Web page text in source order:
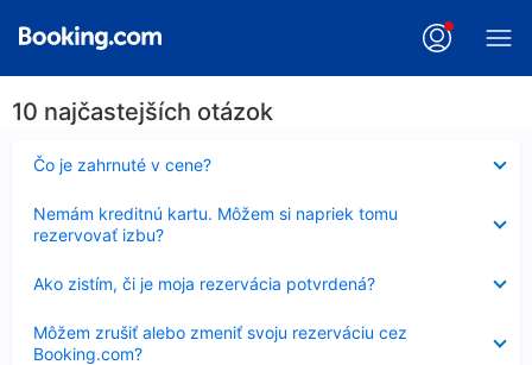
10 najčastejších otázok
Čo je zahrnuté v cene?
Nezobrazuje
sa
Nemám kreditnú kartu. Môžem si napriek tomu
rezervovať izbu?
sa
Ako zistím, či je moja rezervácia potvrdená?
sa
Môžem zrušiť alebo zmeniť svoju rezerváciu cez
Booking.com?
sa